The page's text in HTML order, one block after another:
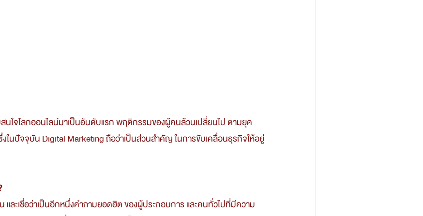
สนใจโลกออนไลน์มาเป็นอันดับแรก พฤติกรรมของผู้คนล้วนเปลี่ยนไป ตามยุค
ในปัจจุบัน Digital Marketing ถือว่าเป็นส่วนสำคัญ ในการขับเคลื่อนธุรกิจให้อยู่